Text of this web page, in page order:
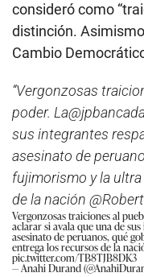
consideró como
distinción.
Cambio
“Vergonzosas
poder.
sus integrantes
asesinato de
fujimorismo y la
de la nación
Vergonzosas traiciones al
aclarar si avala que una de
asesinato de peruanos, qué
entrega los recursos de la
pic.twitter.com/TB8TJB8DK3
— Anahi Durand